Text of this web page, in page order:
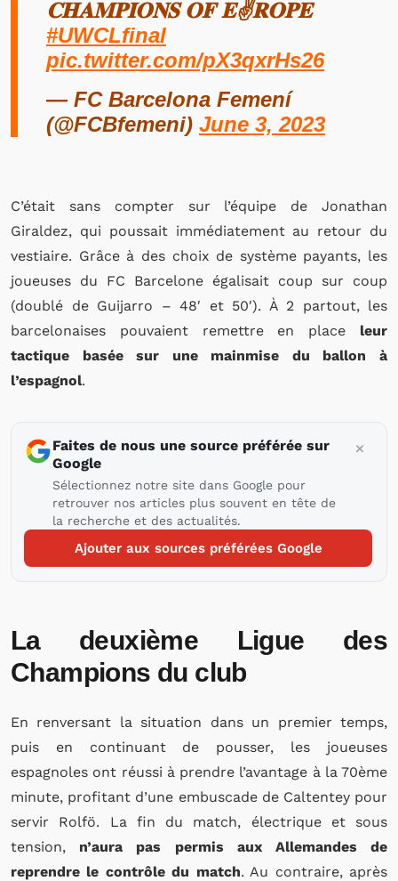
𝐂𝐇𝐀𝐌𝐏𝐈𝐎𝐍𝐒 𝐎𝐅 𝐄✌️𝐑𝐎𝐏𝐄
#UWCLfinal
pic.twitter.com/pX3qxrHs26
— FC Barcelona Femení
(@FCBfemeni) June 3, 2023
C’était sans compter sur l’équipe de Jonathan
Giraldez, qui poussait immédiatement au retour du
vestiaire. Grâce à des choix de système payants, les
joueuses du FC Barcelone égalisait coup sur coup
(doublé de Guijarro – 48′ et 50′). À 2 partout, les
barcelonaises pouvaient remettre en place leur
tactique basée sur une mainmise du ballon à
l’espagnol.
Faites de nous une source préférée sur
Google
Sélectionnez notre site dans Google pour
retrouver nos articles plus souvent en tête de
la recherche et des actualités.
Ajouter aux sources préférées Google
La deuxième Ligue des
Champions du club
En renversant la situation dans un premier temps,
puis en continuant de pousser, les joueuses
espagnoles ont réussi à prendre l’avantage à la 70ème
minute, profitant d’une embuscade de Caltentey pour
servir Rolfö. La fin du match, électrique et sous
tension, n’aura pas permis aux Allemandes de
reprendre le contrôle du match. Au contraire, après